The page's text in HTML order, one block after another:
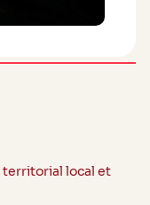
territorial local et